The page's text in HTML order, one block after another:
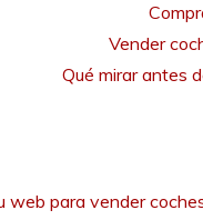
Vender
Qué mirar antes
web para vender